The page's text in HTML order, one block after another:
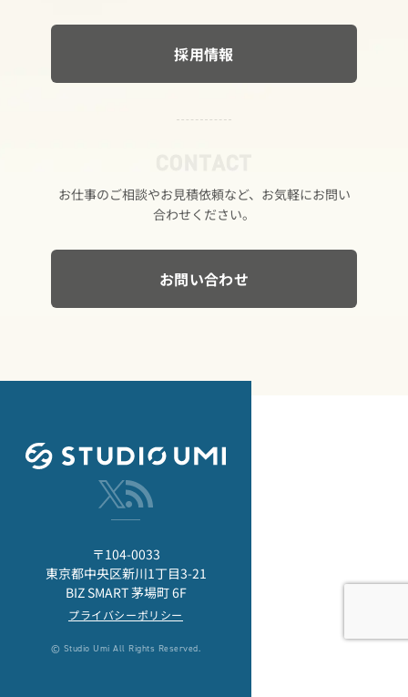
採用情報
お仕事の​ご相談や​お見積依頼など、​お気軽に​お問い​
合わせください。
お問い合わせ
〒104-0033
東京都中央区新川1丁目3-21
BIZ SMART 茅場町 6F
プライバシーポリシー
© Studio Umi All Rights Reserved.